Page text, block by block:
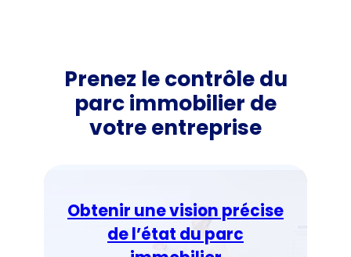
Prenez le contrôle du
parc immobilier de
votre entreprise
Obtenir une vision précise
de l’état du parc